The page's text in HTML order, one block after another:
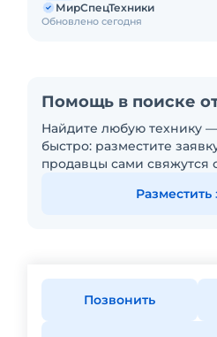
Обновлено сегодня
МирСпецТехники
Помощь в поиске
Найдите любую технику
быстро: разместите
продавцы сами свяжутся
Разместить
Позвонить